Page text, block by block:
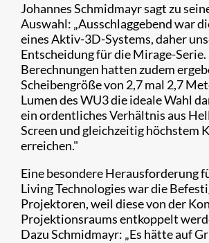
Johannes Schmidmayr sagt zu
Auswahl: „Ausschlaggebend war
eines Aktiv-3D-Systems, daher
Entscheidung für die Mirage-Serie.
Berechnungen hatten zudem
Scheibengröße von 2,7 mal 2,7
Lumen des WU3 die ideale Wahl
ein ordentliches Verhältnis aus
Screen und gleichzeitig höchstem
erreichen."
Eine besondere Herausforderung
Living Technologies war die
Projektoren, weil diese von der
Projektionsraums entkoppelt
Dazu Schmidmayr: „Es hätte auf